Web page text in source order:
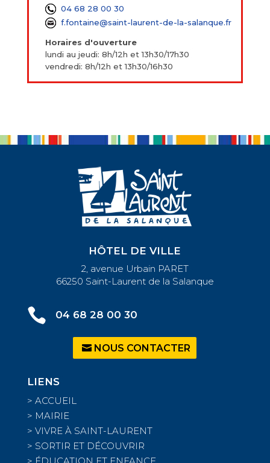
04 68 28 00 30
f.fontaine@saint-laurent-de-la-salanque.fr
Horaires d'ouverture
lundi au jeudi: 8h/12h et 13h30/17h30
vendredi: 8h/12h et 13h30/16h30
HÔTEL DE VILLE
2, avenue Urbain PARET
66250 Saint-Laurent de la Salanque
 04 68 28 00 30
NOUS CONTACTER
LIENS
> ACCUEIL
> MAIRIE
> VIVRE À SAINT-LAURENT
> SORTIR ET DÉCOUVRIR